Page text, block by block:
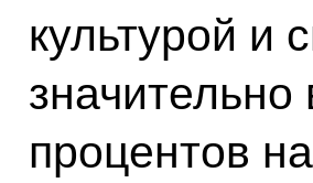
культурой и
процентов